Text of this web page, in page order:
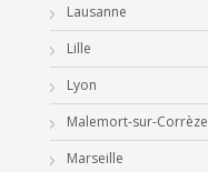
Lausanne
Lille
Lyon
Malemort-sur-Corrèze
Marseille